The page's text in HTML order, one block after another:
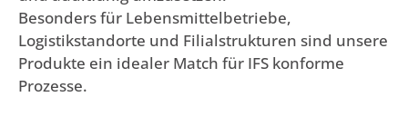
Besonders für Lebensmittelbetriebe,
Logistikstandorte und Filialstrukturen sind unsere
Produkte ein idealer Match für IFS konforme
Prozesse.